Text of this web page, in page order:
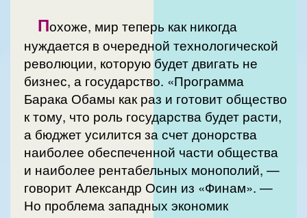
Похоже, мир теперь как никогда
нуждается в очередной технологической
революции, которую будет двигать не
бизнес, а государство. «Программа
Барака Обамы как раз и готовит общество
к тому, что роль государства будет расти,
а бюджет усилится за счет донорства
наиболее обеспеченной части общества
и наиболее рентабельных монополий, —
говорит Александр Осин из «Финам». —
Но проблема западных экономик